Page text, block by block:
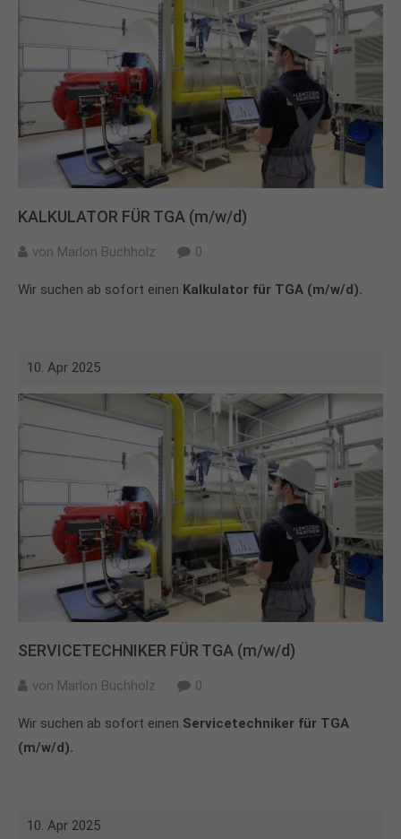
+44 1234 567 890
Drop us a line
info@yourdomain.com
About us
Lorem ipsum dolor sit amet, consectetuer
adipiscing elit.
Cum sociis natoque penatibus et magnis dis
quam felis, ultricies nec.
KALKULATOR FÜR TGA (m/w/d)
von Marlon Buchholz 0
Wir suchen ab sofort einen Kalkulator für TGA (m/w/d).
10. Apr 2025
SERVICETECHNIKER FÜR TGA (m/w/d)
von Marlon Buchholz 0
Wir suchen ab sofort einen Servicetechniker für TGA
(m/w/d).
10. Apr 2025